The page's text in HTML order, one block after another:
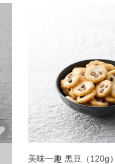
美味一趣 黒豆 （120g）